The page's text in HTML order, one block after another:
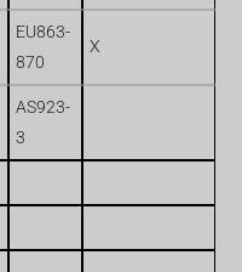
EU863-
870
X
AS923-
3